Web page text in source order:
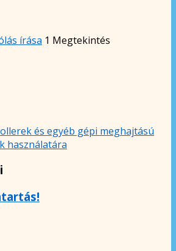
írása 1 Megtekintés
és egyéb gépi meghajtású
használatára